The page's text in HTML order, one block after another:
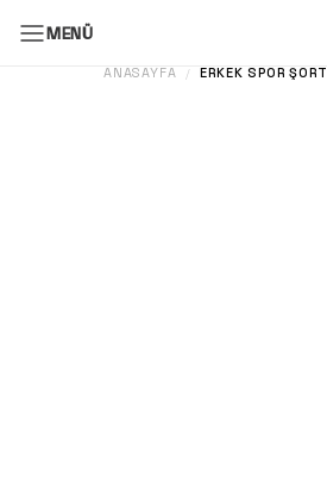
MENÜ
ANASAYFA / ERKEK SPOR ŞORT